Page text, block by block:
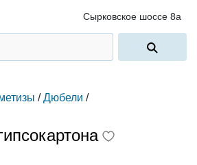
Сырковское шоссе 8а
/ Дюбели /